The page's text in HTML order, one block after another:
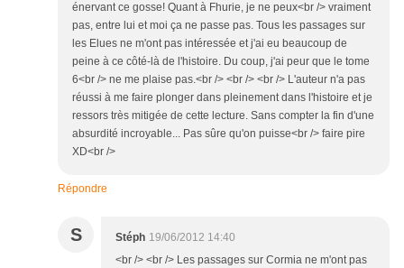
énervant ce gosse! Quant à Fhurie, je ne peux<br /> vraiment
pas, entre lui et moi ça ne passe pas. Tous les passages sur
les Elues ne m'ont pas intéressée et j'ai eu beaucoup de
peine à ce côté-là de l'histoire. Du coup, j'ai peur que le tome
6<br /> ne me plaise pas.<br /> <br /> <br /> L'auteur n'a pas
réussi à me faire plonger dans pleinement dans l'histoire et je
ressors très mitigée de cette lecture. Sans compter la fin d'une
absurdité incroyable... Pas sûre qu'on puisse<br /> faire pire
XD<br />
Répondre
S Stéph 19/06/2012 14:40
<br /> <br /> Les passages sur Cormia ne m'ont pas